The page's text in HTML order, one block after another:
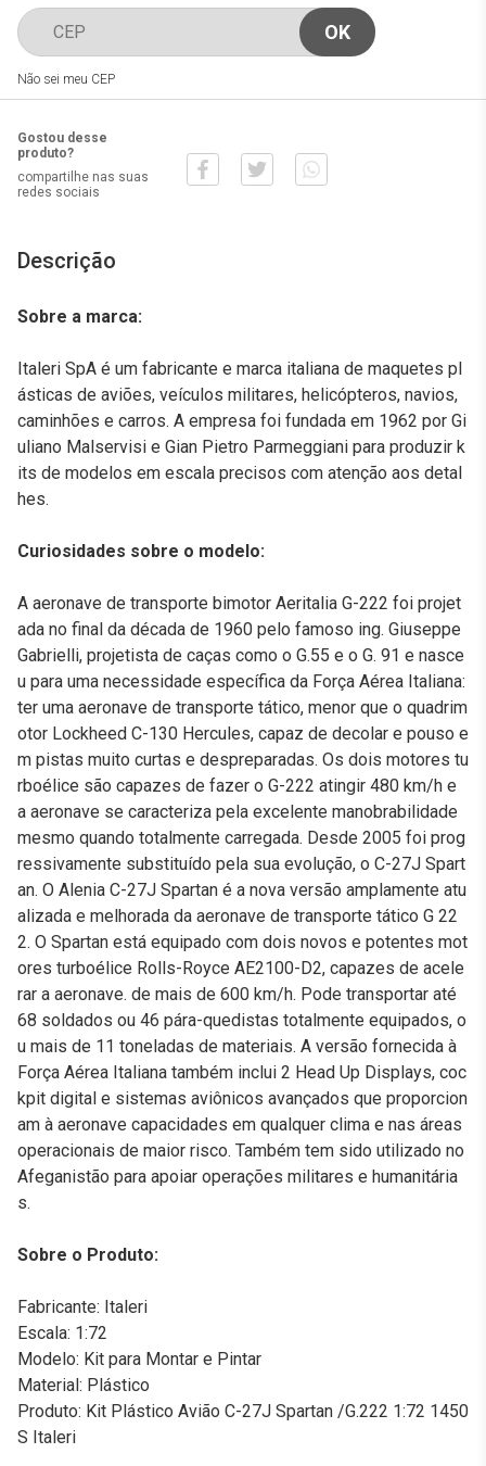
Não sei meu CEP
Gostou desse
produto?
compartilhe nas suas
redes sociais
Descrição
Sobre a marca:
Italeri SpA é um fabricante e marca italiana de maquetes pl
ásticas de aviões, veículos militares, helicópteros, navios,
caminhões e carros. A empresa foi fundada em 1962 por Gi
uliano Malservisi e Gian Pietro Parmeggiani para produzir k
its de modelos em escala precisos com atenção aos detal
hes.
Curiosidades sobre o modelo:
A aeronave de transporte bimotor Aeritalia G-222 foi projet
ada no final da década de 1960 pelo famoso ing. Giuseppe
Gabrielli, projetista de caças como o G.55 e o G. 91 e nasce
u para uma necessidade específica da Força Aérea Italiana:
ter uma aeronave de transporte tático, menor que o quadrim
otor Lockheed C-130 Hercules, capaz de decolar e pouso e
m pistas muito curtas e despreparadas. Os dois motores tu
rboélice são capazes de fazer o G-222 atingir 480 km/h e
a aeronave se caracteriza pela excelente manobrabilidade
mesmo quando totalmente carregada. Desde 2005 foi prog
ressivamente substituído pela sua evolução, o C-27J Spart
an. O Alenia C-27J Spartan é a nova versão amplamente atu
alizada e melhorada da aeronave de transporte tático G 22
2. O Spartan está equipado com dois novos e potentes mot
ores turboélice Rolls-Royce AE2100-D2, capazes de acele
rar a aeronave. de mais de 600 km/h. Pode transportar até
68 soldados ou 46 pára-quedistas totalmente equipados, o
u mais de 11 toneladas de materiais. A versão fornecida à
Força Aérea Italiana também inclui 2 Head Up Displays, coc
kpit digital e sistemas aviônicos avançados que proporcion
am à aeronave capacidades em qualquer clima e nas áreas
operacionais de maior risco. Também tem sido utilizado no
Afeganistão para apoiar operações militares e humanitária
s.
Sobre o Produto:
Fabricante: Italeri
Escala: 1:72
Modelo: Kit para Montar e Pintar
Material: Plástico
Produto: Kit Plástico Avião C-27J Spartan /G.222 1:72 1450
S Italeri